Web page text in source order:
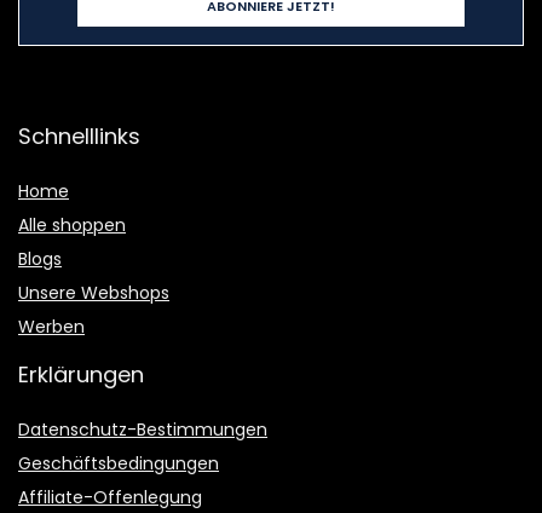
Schnelllinks
Home
Alle shoppen
Blogs
Unsere Webshops
Werben
Erklärungen
Datenschutz-Bestimmungen
Geschäftsbedingungen
Affiliate-Offenlegung